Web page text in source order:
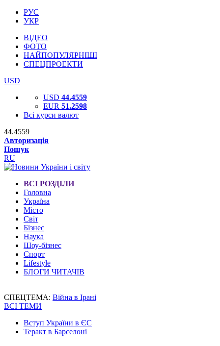
РУС
УКР
ВІДЕО
ФОТО
НАЙПОПУЛЯРНІШІ
СПЕЦПРОЕКТИ
USD
USD 44.4559
EUR 51.2598
Всі курси валют
44.4559
Авторизація
Пошук
RU
ВСІ РОЗДІЛИ
Головна
Україна
Місто
Світ
Бізнес
Наука
Шоу-бізнес
Спорт
Lifestyle
БЛОГИ ЧИТАЧІВ
СПЕЦТЕМА: Війна в Ірані
ВСІ ТЕМИ
Вступ України в ЄС
Теракт в Барселоні